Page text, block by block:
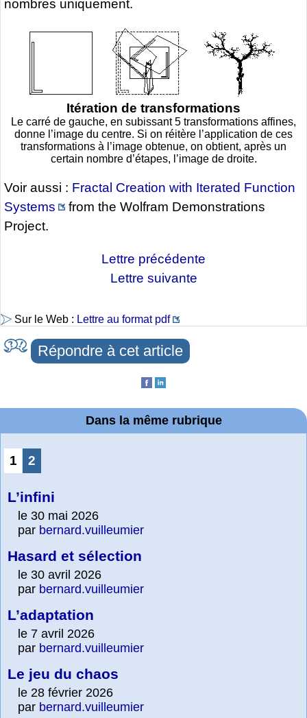
nombres uniquement.
Itération de transformations
Le carré de gauche, en subissant 5 transformations affines,
donne l’image du centre. Si on réitère l’application de ces
transformations à l’image obtenue, on obtient, après un
certain nombre d’étapes, l’image de droite.
Voir aussi : Fractal Creation with Iterated Function
Systems
from the Wolfram Demonstrations
Project.
Lettre précédente
Lettre suivante
Sur le Web : Lettre au format pdf
Répondre à cet article
Dans la même rubrique
1 2
L’infini
le 30 mai 2026
par bernard.vuilleumier
Hasard et sélection
le 30 avril 2026
par bernard.vuilleumier
L’adaptation
le 7 avril 2026
par bernard.vuilleumier
Le jeu du chaos
le 28 février 2026
par bernard.vuilleumier